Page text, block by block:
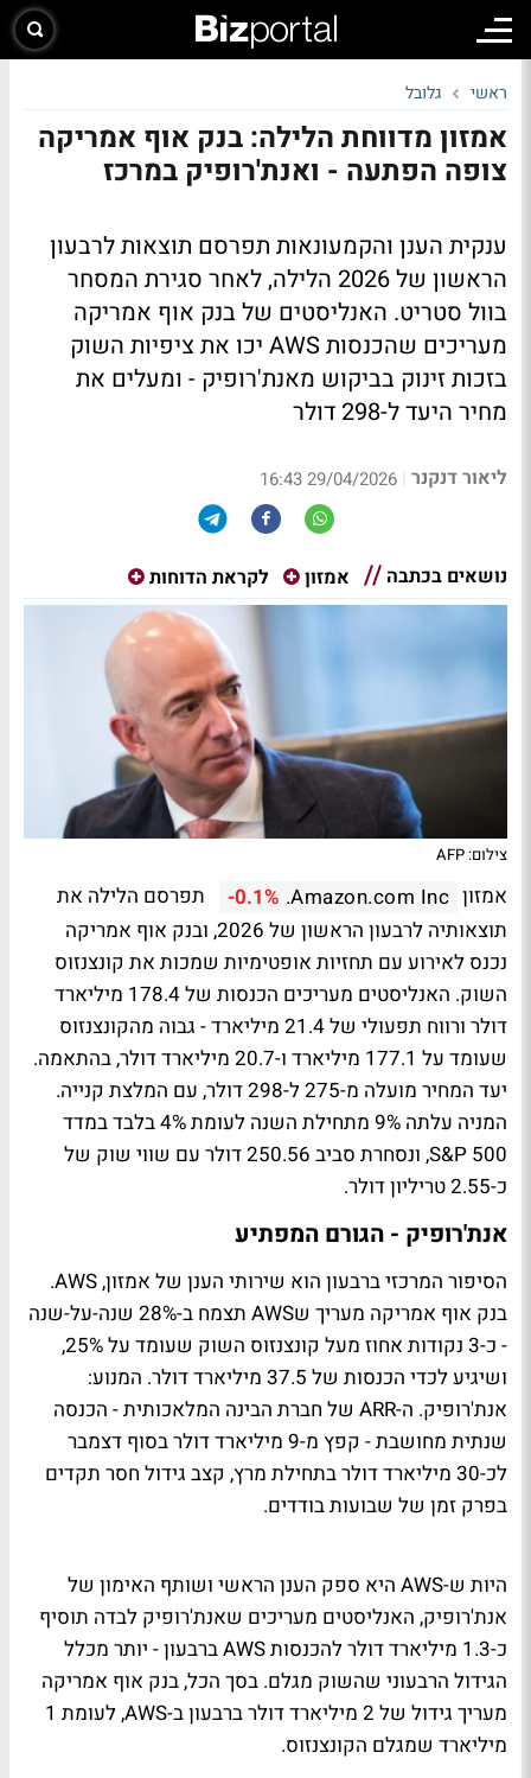
ראשי גלובל
אמזון מדווחת הלילה: בנק אוף אמריקה
צופה הפתעה - ואנת'רופיק במרכז
ענקית הענן והקמעונאות תפרסם תוצאות לרבעון
הראשון של 2026 הלילה, לאחר סגירת המסחר
בוול סטריט. האנליסטים של בנק אוף אמריקה
מעריכים שהכנסות AWS יכו את ציפיות השוק
בזכות זינוק בביקוש מאנת'רופיק - ומעלים את
מחיר היעד ל-298 דולר
ליאור דנקנר |
29/04/2026 16:43
נושאים בכתבה אמזון לקראת הדוחות
צילום: AFP
אמזון Amazon.com Inc.
-0.1%
תפרסם הלילה את
תוצאותיה לרבעון הראשון של 2026, ובנק אוף אמריקה
נכנס לאירוע עם תחזיות אופטימיות שמכות את קונצנזוס
השוק. האנליסטים מעריכים הכנסות של 178.4 מיליארד
דולר ורווח תפעולי של 21.4 מיליארד - גבוה מהקונצנזוס
שעומד על 177.1 מיליארד ו-20.7 מיליארד דולר, בהתאמה.
יעד המחיר מועלה מ-275 ל-298 דולר, עם המלצת קנייה.
המניה עלתה 9% מתחילת השנה לעומת 4% בלבד במדד
S&P 500, ונסחרת סביב 250.56 דולר עם שווי שוק של
כ-2.55 טריליון דולר.
אנת'רופיק - הגורם המפתיע
הסיפור המרכזי ברבעון הוא שירותי הענן של אמזון, AWS.
בנק אוף אמריקה מעריך שAWS תצמח ב-28% שנה-על-שנה
- כ-3 נקודות אחוז מעל קונצנזוס השוק שעומד על 25%,
ושיגיע לכדי הכנסות של 37.5 מיליארד דולר. המנוע:
אנת'רופיק. ה-ARR של חברת הבינה המלאכותית - הכנסה
שנתית מחושבת - קפץ מ-9 מיליארד דולר בסוף דצמבר
לכ-30 מיליארד דולר בתחילת מרץ, קצב גידול חסר תקדים
בפרק זמן של שבועות בודדים.
היות ש-AWS היא ספק הענן הראשי ושותף האימון של
אנת'רופיק, האנליסטים מעריכים שאנת'רופיק לבדה תוסיף
כ-1.3 מיליארד דולר להכנסות AWS ברבעון - יותר מכלל
הגידול הרבעוני שהשוק מגלם. בסך הכל, בנק אוף אמריקה
מעריך גידול של 2 מיליארד דולר ברבעון ב-AWS, לעומת 1
מיליארד שמגלם הקונצנזוס.